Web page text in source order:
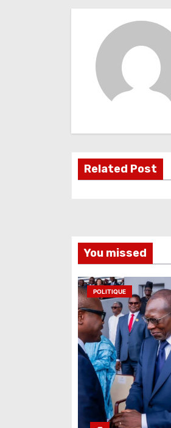
v
i
n
l
’
a
r
t
i
c
l
Related Post
You missed
POLITIQUE